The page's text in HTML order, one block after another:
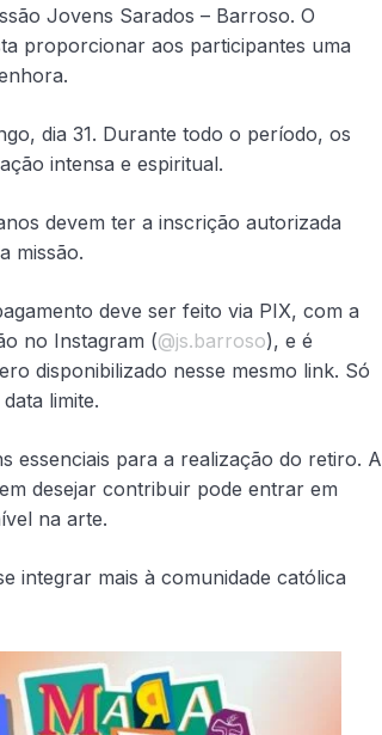
Jovens Sarados – Barroso. O
proporcionar aos participantes uma
dia 31. Durante todo o período, os
intensa e espiritual.
devem ter a inscrição autorizada
missão.
deve ser feito via PIX, com a
no Instagram (@js.barroso), e é
disponibilizado nesse mesmo link. Só
limite.
essenciais para a realização do retiro. A
desejar contribuir pode entrar em
na arte.
integrar mais à comunidade católica